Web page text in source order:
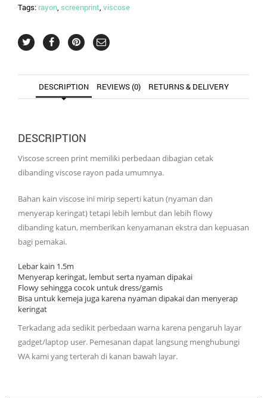
Tags: rayon, screenprint, viscose
DESCRIPTION REVIEWS (0) RETURNS & DELIVERY
DESCRIPTION
Viscose screen print memiliki perbedaan dibagian cetak
dibanding viscose rayon pada umumnya.
Bahan kain viscose ini mirip seperti katun (nyaman dan
menyerap keringat) tetapi lebih lembut dan lebih flowy
dibanding katun, memberikan kenyamanan ekstra dan kepuasan
bagi pemakai.
Lebar kain 1.5m
Menyerap keringat, lembut serta nyaman dipakai
Flowy sehingga cocok untuk dress/gamis
Bisa untuk kemeja juga karena nyaman dipakai dan menyerap
keringat
Terkadang ada sedikit perbedaan warna karena pengaruh layar
gadget/laptop user. Pemesanan dapat langsung menghubungi
WA kami yang terterah di kanan bawah layar.